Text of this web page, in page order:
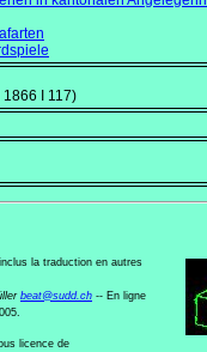
I 117)
la traduction en autres
beat@sudd.ch -- En ligne
licence de